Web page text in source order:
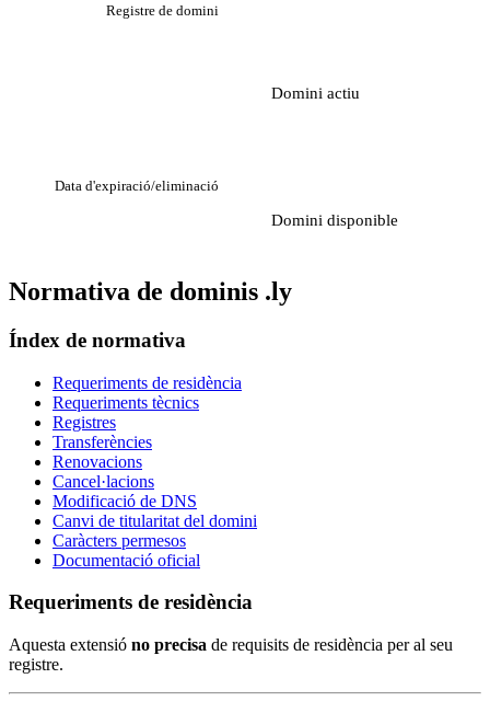
Registre de domini
Domini actiu
Data d'expiració/eliminació
Domini disponible
Normativa de dominis .ly
Índex de normativa
Requeriments de residència
Requeriments tècnics
Registres
Transferències
Renovacions
Cancel·lacions
Modificació de DNS
Canvi de titularitat del domini
Caràcters permesos
Documentació oficial
Requeriments de residència
Aquesta extensió no precisa de requisits de residència per al seu
registre.